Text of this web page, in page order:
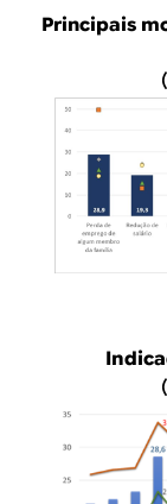
Principais